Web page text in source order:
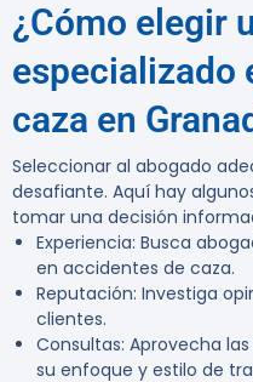
¿Cómo elegir
especializado
caza en
Seleccionar al abogado
desafiante. Aquí hay
tomar una decisión
Experiencia: Busca
en accidentes de caza.
Reputación: Investiga
clientes.
Consultas: Aprovecha
su enfoque y estilo de